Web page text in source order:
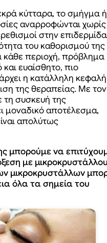
κύτταρα, το σμήγμα ή
αναρροφώνται χωρίς
στην
του καθορισμού της
κάθε περιοχή, πρόβλημα
ευαίσθητο, πιο
η κατάλληλη κεφαλή
της θεραπείας. Με τον
τη συσκευή της
μοναδικό αποτέλεσμα,
απολύτως
μπορούμε να
με
μικροκρυστάλλων
όλα τα σημεία του